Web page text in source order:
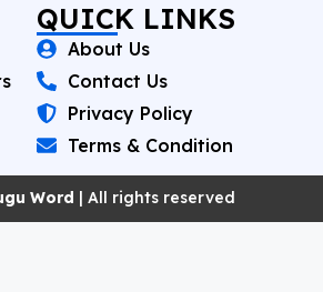
QUICK LINKS
About Us
Contact Us
Privacy Policy
Terms & Condition
Word | All rights reserved